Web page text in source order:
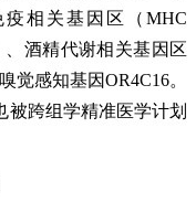
相关基因区（MHC
、酒精代谢相关基因区
觉感知基因OR4C16。
被跨组学精准医学计划